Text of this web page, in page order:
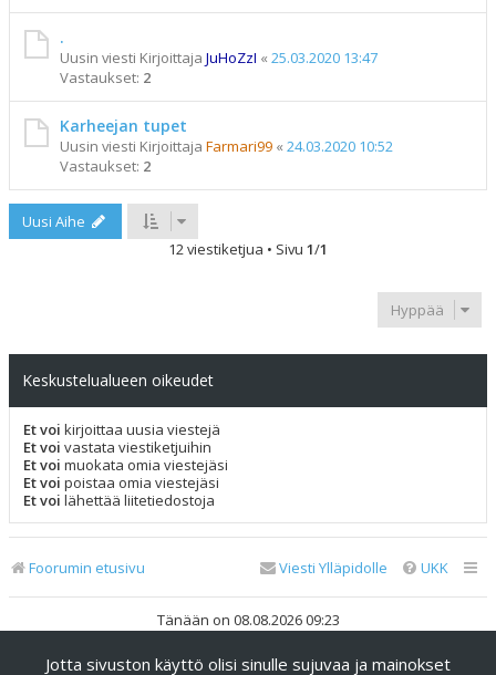
.
Uusin viesti Kirjoittaja JuHoZzI « 25.03.2020 13:47
Vastaukset: 2
Karheejan tupet
Uusin viesti Kirjoittaja Farmari99 « 24.03.2020 10:52
Vastaukset: 2
Uusi Aihe
12 viestiketjua • Sivu 1/1
Hyppää
Keskustelualueen oikeudet
Et voi kirjoittaa uusia viestejä
Et voi vastata viestiketjuihin
Et voi muokata omia viestejäsi
Et voi poistaa omia viestejäsi
Et voi lähettää liitetiedostoja
Foorumin etusivu UKK
Viesti Ylläpidolle
Tänään on 08.08.2026 09:23
Keskustelufoorumin ohjelmistophpBB® Forum Software ©
Jotta sivuston käyttö olisi sinulle sujuvaa ja mainokset